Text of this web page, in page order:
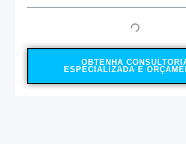
OBTENHA
ESPECIALIZADA E